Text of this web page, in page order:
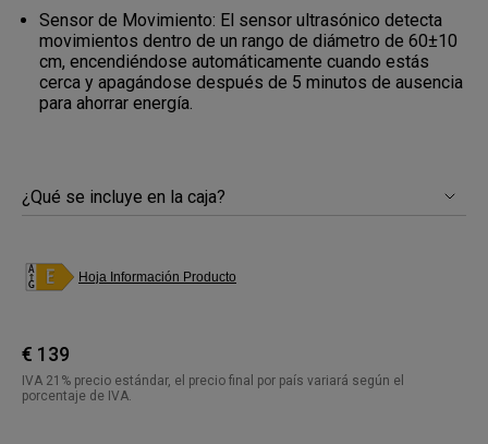
Sensor de Movimiento: El sensor ultrasónico detecta
movimientos dentro de un rango de diámetro de 60±10
cm, encendiéndose automáticamente cuando estás
cerca y apagándose después de 5 minutos de ausencia
para ahorrar energía.
¿Qué se incluye en la caja?
Hoja Información Producto
€ 139
IVA 21% precio estándar, el precio final por país variará según el
porcentaje de IVA.